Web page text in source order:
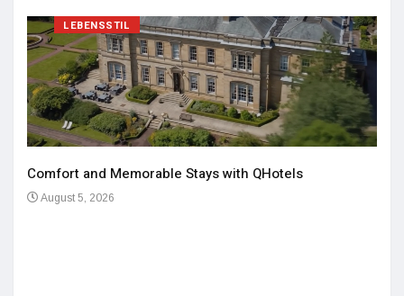
LEBENSSTIL
Comfort and Memorable Stays with QHotels
August 5, 2026